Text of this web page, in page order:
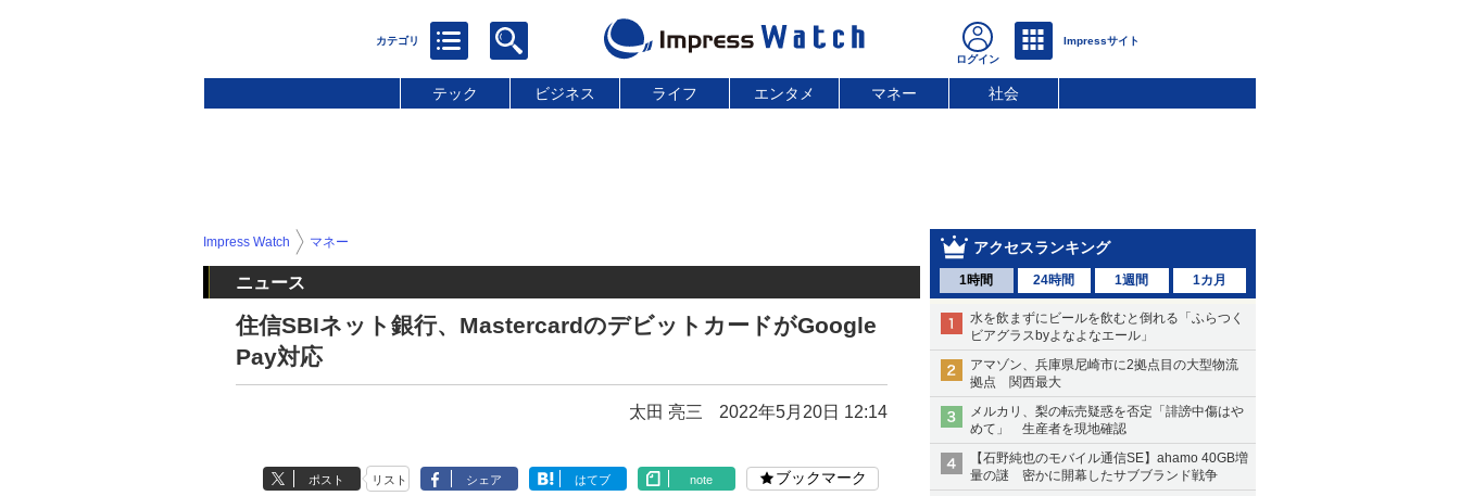
テック ビジネス ライフ エンタメ マネー 社会
アクセスランキング
1時間 24時間 1週間 1カ月
水を飲まずにビールを飲むと倒れる「ふらつく
ビアグラスbyよなよなエール」
アマゾン、兵庫県尼崎市に2拠点目の大型物流
拠点 関西最大
メルカリ、梨の転売疑惑を否定「誹謗中傷はや
めて」 生産者を現地確認
【石野純也のモバイル通信SE】ahamo 40GB増
量の謎 密かに開幕したサブブランド戦争
Impress Watch マネー
ニュース
住信SBIネット銀行、MastercardのデビットカードがGoogle
Pay対応
太田 亮三 2022年5月20日 12:14
ポスト リスト シェア はてブ note ブックマーク